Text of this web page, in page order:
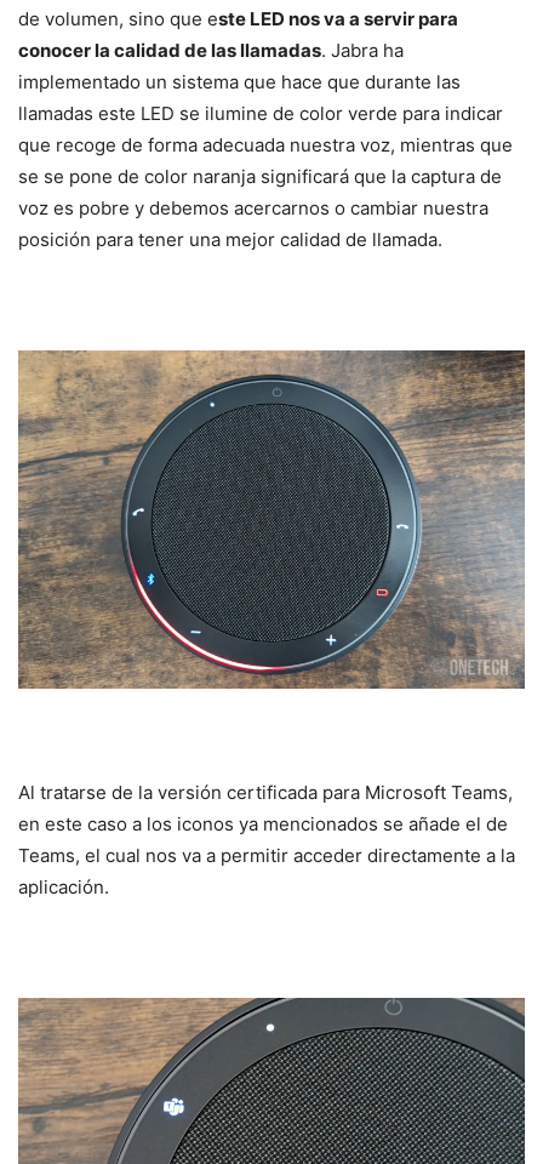
de volumen, sino que este LED nos va a servir para
conocer la calidad de las llamadas. Jabra ha
implementado un sistema que hace que durante las
llamadas este LED se ilumine de color verde para indicar
que recoge de forma adecuada nuestra voz, mientras que
se se pone de color naranja significará que la captura de
voz es pobre y debemos acercarnos o cambiar nuestra
posición para tener una mejor calidad de llamada.
Al tratarse de la versión certificada para Microsoft Teams,
en este caso a los iconos ya mencionados se añade el de
Teams, el cual nos va a permitir acceder directamente a la
aplicación.